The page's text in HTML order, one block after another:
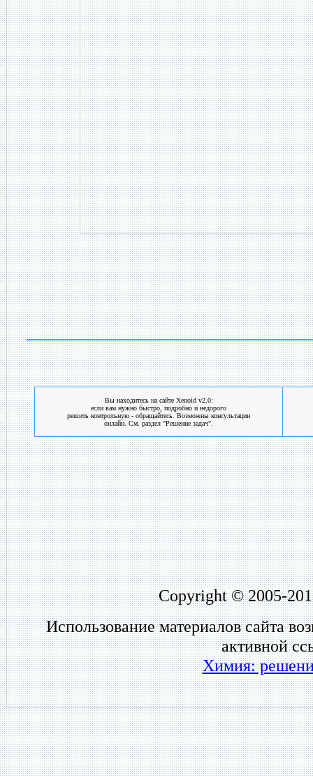
Вы находитесь на сайте Xenoid v2.0:
если вам нужно быстро, подробно и недорого
решить контрольную - обращайтесь. Возможны консультации
онлайн. См. раздел "Решение задач".
Copyright © 2005-
Использование материалов сайта
активной
Химия: